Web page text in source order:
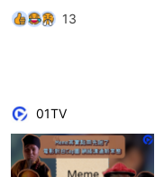
13
01TV